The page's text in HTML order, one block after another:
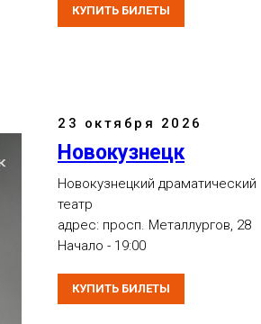
КУПИТЬ БИЛЕТЫ
23 октября 2026
Новокузнецк
Новокузнецкий драматический
театр
адрес: просп. Металлургов, 28
Начало - 19:00
КУПИТЬ БИЛЕТЫ